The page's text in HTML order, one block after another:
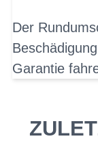
Der
Garantie